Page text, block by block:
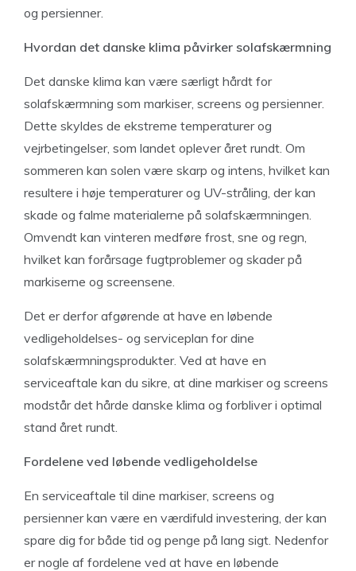
og persienner.
Hvordan det danske klima påvirker solafskærmning
Det danske klima kan være særligt hårdt for
solafskærmning som markiser, screens og persienner.
Dette skyldes de ekstreme temperaturer og
vejrbetingelser, som landet oplever året rundt. Om
sommeren kan solen være skarp og intens, hvilket kan
resultere i høje temperaturer og UV-stråling, der kan
skade og falme materialerne på solafskærmningen.
Omvendt kan vinteren medføre frost, sne og regn,
hvilket kan forårsage fugtproblemer og skader på
markiserne og screensene.
Det er derfor afgørende at have en løbende
vedligeholdelses- og serviceplan for dine
solafskærmningsprodukter. Ved at have en
serviceaftale kan du sikre, at dine markiser og screens
modstår det hårde danske klima og forbliver i optimal
stand året rundt.
Fordelene ved løbende vedligeholdelse
En serviceaftale til dine markiser, screens og
persienner kan være en værdifuld investering, der kan
spare dig for både tid og penge på lang sigt. Nedenfor
er nogle af fordelene ved at have en løbende